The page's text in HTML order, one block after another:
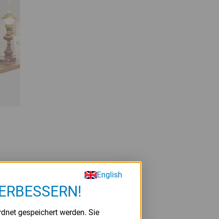
English
gespeichert werden. Sie